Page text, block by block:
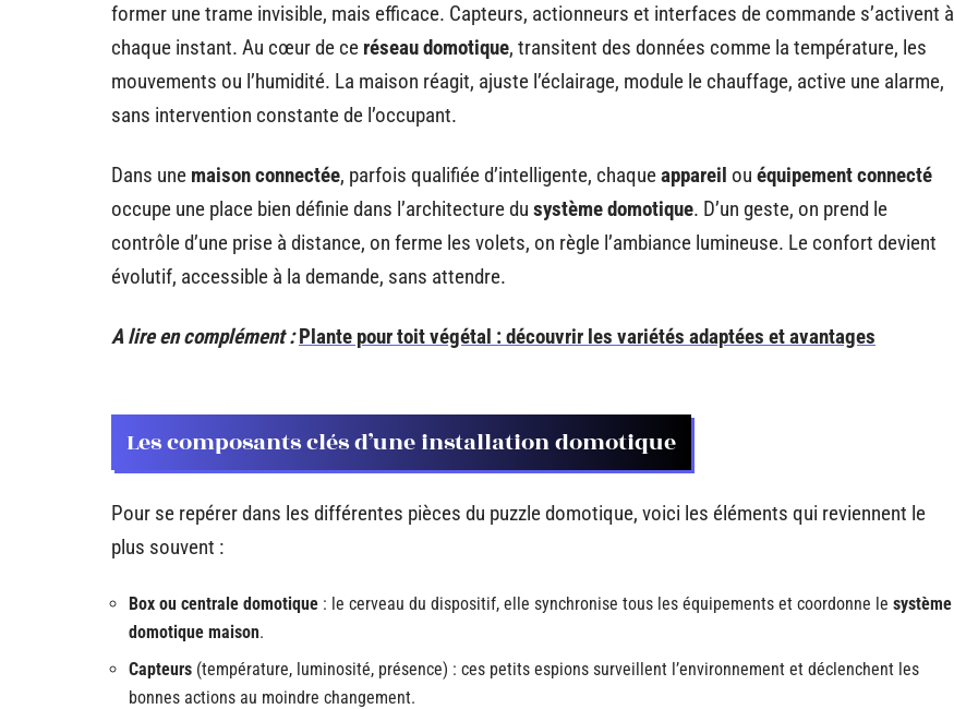
former une trame invisible, mais efficace. Capteurs, actionneurs et interfaces de commande s’activent à
chaque instant. Au cœur de ce réseau domotique, transitent des données comme la température, les
mouvements ou l’humidité. La maison réagit, ajuste l’éclairage, module le chauffage, active une alarme,
sans intervention constante de l’occupant.
Dans une maison connectée, parfois qualifiée d’intelligente, chaqueappareil ou équipement connecté
occupe une place bien définie dans l’architecture du système domotique. D’un geste, on prend le
contrôle d’une prise à distance, on ferme les volets, on règle l’ambiance lumineuse. Le confort devient
évolutif, accessible à la demande, sans attendre.
A lire en complément : Plante pour toit végétal : découvrir les variétés adaptées et avantages
Les composants clés d’une installation domotique
Pour se repérer dans les différentes pièces du puzzle domotique, voici les éléments qui reviennent le
plus souvent :
Box ou centrale domotique : le cerveau du dispositif, elle synchronise tous les équipements et coordonne le système
domotique maison.
Capteurs (température, luminosité, présence) : ces petits espions surveillent l’environnement et déclenchent les
bonnes actions au moindre changement.